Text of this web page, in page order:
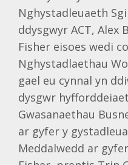
Nghystadleuaeth
ddysgwyr ACT, Alex
Fisher eisoes wedi
Nghystadlaethau
gael eu cynnal yn
dysgwr
Gwasanaethau
ar gyfer y
Meddalwedd ar